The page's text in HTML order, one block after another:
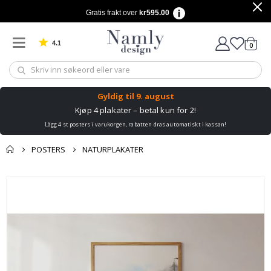
Gratis frakt over kr595.00
4.1 Basert på 1029 stemmer 0varer
Gyldig til 9. august
Kjøp 4 plakater – betal kun for 2!
Lägg 4 st posters i varukorgen, rabatten dras automatiskt i kassan!
POSTERS NATURPLAKATER